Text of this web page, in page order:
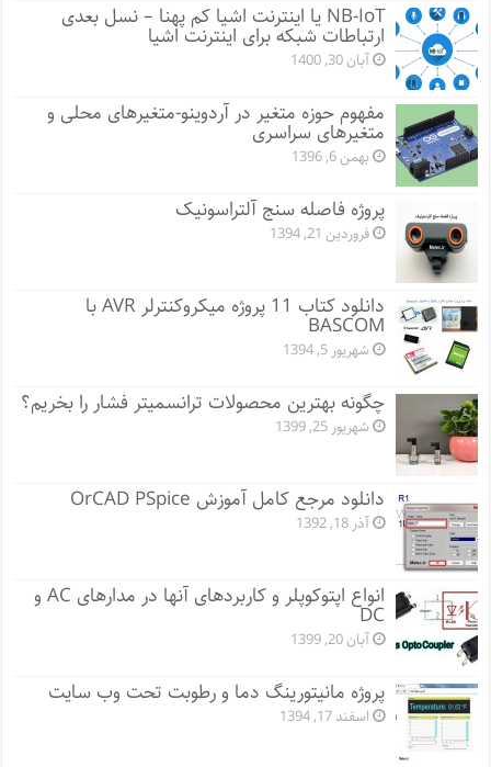
NB-IoT یا اینترنت اشیا کم پهنا – نسل بعدی
ارتباطات شبکه برای اینترنت اشیا
آبان 30, 1400
مفهوم حوزه متغیر در آردوینو-متغیرهای محلی و
متغیرهای سراسری
بهمن 6, 1396
پروژه فاصله سنج آلتراسونیک
فروردین 21, 1394
دانلود کتاب 11 پروژه میکروکنترلر AVR با
BASCOM
شهریور 5, 1394
چگونه بهترین محصولات ترانسمیتر فشار را بخریم؟
شهریور 25, 1399
دانلود مرجع کامل آموزش OrCAD PSpice
آذر 18, 1392
انواع اپتوکوپلر و کاربردهای آنها در مدارهای AC و
DC
آبان 20, 1399
پروژه مانيتورينگ دما و رطوبت تحت وب سایت
اسفند 17, 1394